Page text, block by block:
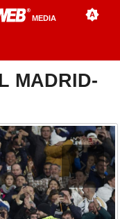
MEDIA
MADRID-